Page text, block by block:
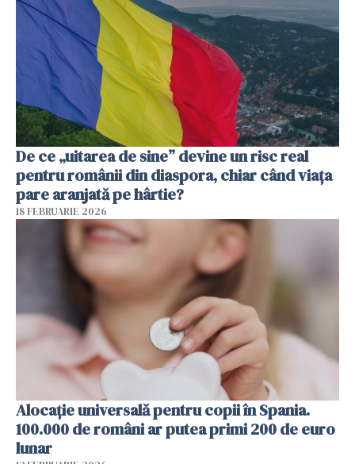
De ce „uitarea de sine” devine un risc real
pentru românii din diaspora, chiar când viața
pare aranjată pe hârtie?
18 FEBRUARIE 2026
Alocație universală pentru copii în Spania.
100.000 de români ar putea primi 200 de euro
lunar